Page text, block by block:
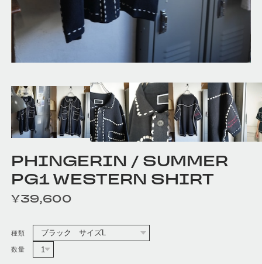
PHINGERIN / SUMMER
PG1 WESTERN SHIRT
定価
¥39,600
種類
数量